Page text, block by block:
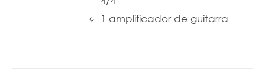
1 amplificador de guitarra